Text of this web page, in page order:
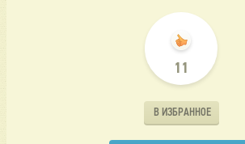
11
В ИЗБРАННОЕ